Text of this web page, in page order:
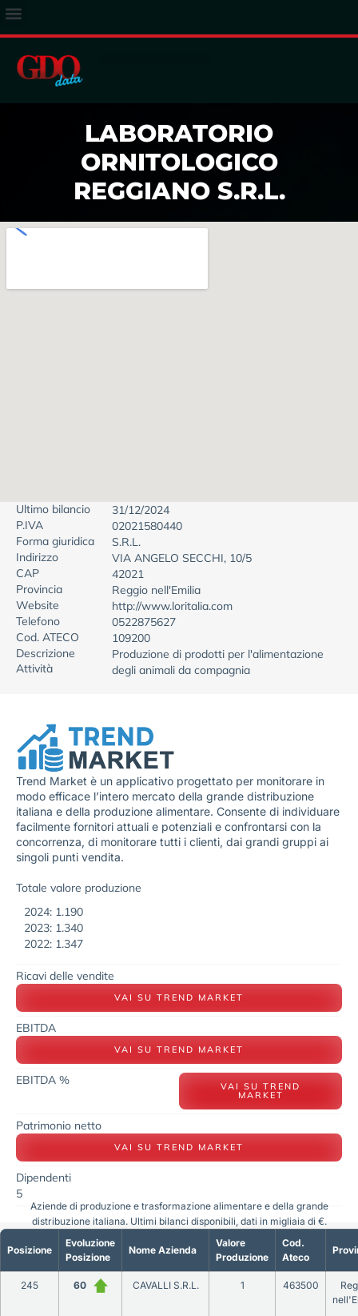
LABORATORIO
ORNITOLOGICO
REGGIANO S.R.L.
Ultimo bilancio
31/12/2024
P.IVA
02021580440
Forma giuridica
S.R.L.
Indirizzo
VIA ANGELO SECCHI, 10/5
CAP
42021
Provincia
Reggio nell'Emilia
Website
http://www.loritalia.com
Telefono
0522875627
Cod. ATECO
109200
Descrizione
Attività
Produzione di prodotti per l'alimentazione
degli animali da compagnia
Trend Market è un applicativo progettato per monitorare in
modo efficace l’intero mercato della grande distribuzione
italiana e della produzione alimentare. Consente di individuare
facilmente fornitori attuali e potenziali e confrontarsi con la
concorrenza, di monitorare tutti i clienti, dai grandi gruppi ai
singoli punti vendita.
Totale valore produzione
2024: 1.190
2023: 1.340
2022: 1.347
Ricavi delle vendite
VAI SU TREND MARKET
EBITDA
VAI SU TREND MARKET
EBITDA % VAI SU TREND
MARKET
Patrimonio netto
VAI SU TREND MARKET
Dipendenti
5
Posizione
Evoluzione
Posizione
Nome Azienda
Valore
Produzione
Cod.
Ateco
245 60 CAVALLI S.R.L. 1 463500
Aziende di produzione e trasformazione alimentare e della grande
distribuzione italiana. Ultimi bilanci disponibili, dati in migliaia di €.